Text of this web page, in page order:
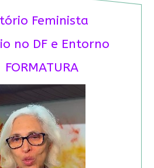
Feminista
no DF e Entorno